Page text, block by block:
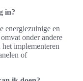
in?
energiezuinige en
onder andere
implementeren
of